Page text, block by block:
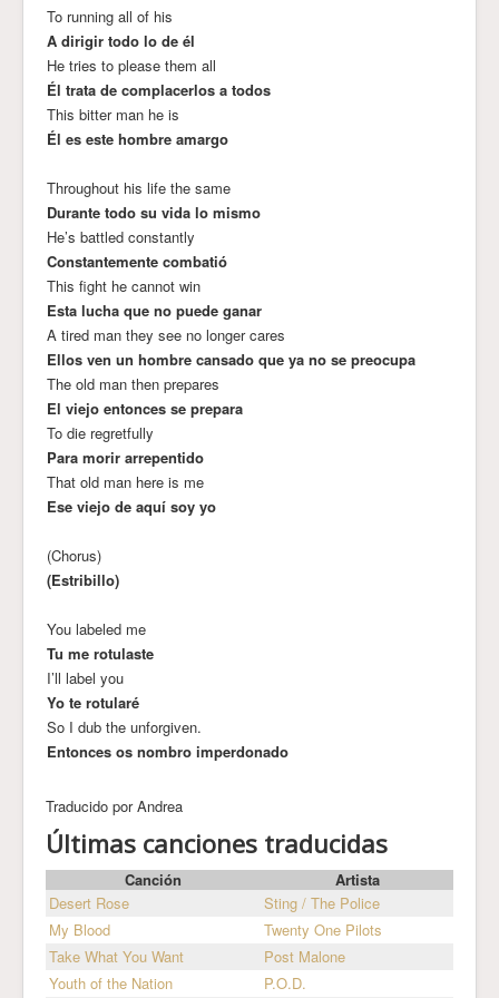
To running all of his
A dirigir todo lo de él
He tries to please them all
Él trata de complacerlos a todos
This bitter man he is
Él es este hombre amargo
Throughout his life the same
Durante todo su vida lo mismo
He’s battled constantly
Constantemente combatió
This fight he cannot win
Esta lucha que no puede ganar
A tired man they see no longer cares
Ellos ven un hombre cansado que ya no se preocupa
The old man then prepares
El viejo entonces se prepara
To die regretfully
Para morir arrepentido
That old man here is me
Ese viejo de aquí soy yo
(Chorus)
(Estribillo)
You labeled me
Tu me rotulaste
I’ll label you
Yo te rotularé
So I dub the unforgiven.
Entonces os nombro imperdonado
Traducido por Andrea
Últimas canciones traducidas
Canción
Artista
Desert Rose
Sting / The Police
My Blood
Twenty One Pilots
Take What You Want
Post Malone
Youth of the Nation
P.O.D.